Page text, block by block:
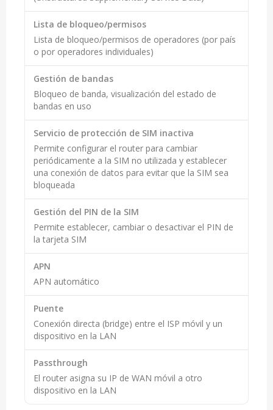
Lista de bloqueo/permisos
Lista de bloqueo/permisos de operadores (por país
o por operadores individuales)
Gestión de bandas
Bloqueo de banda, visualización del estado de
bandas en uso
Servicio de protección de SIM inactiva
Permite configurar el router para cambiar
periódicamente a la SIM no utilizada y establecer
una conexión de datos para evitar que la SIM sea
bloqueada
Gestión del PIN de la SIM
Permite establecer, cambiar o desactivar el PIN de
la tarjeta SIM
APN
APN automático
Puente
Conexión directa (bridge) entre el ISP móvil y un
dispositivo en la LAN
Passthrough
El router asigna su IP de WAN móvil a otro
dispositivo en la LAN